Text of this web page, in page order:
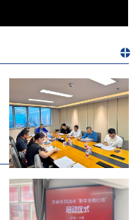
们的行
动